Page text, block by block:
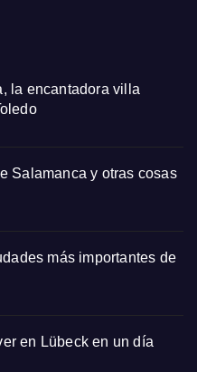
la encantadora villa
Salamanca y otras cosas
más importantes de
en Lübeck en un día